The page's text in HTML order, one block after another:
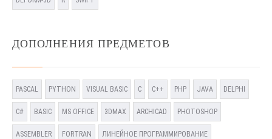
ДОПОЛНЕНИЯ ПРЕДМЕТОВ
PASCAL PYTHON VISUAL BASIC C C++ PHP JAVA DELPHI
C# BASIC MS OFFICE 3DMAX ARCHICAD PHOTOSHOP
ASSEMBLER FORTRAN ЛИНЕЙНОЕ ПРОГРАММИРОВАНИЕ